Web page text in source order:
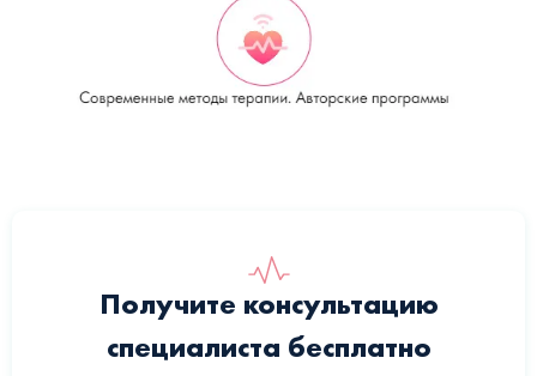
Получите консультацию
специалиста бесплатно